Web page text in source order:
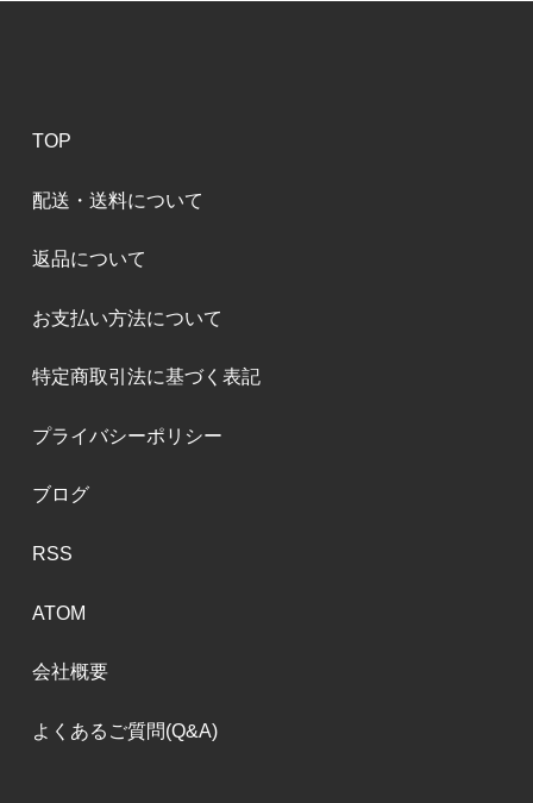
TOP
配送・送料について
返品について
お支払い方法について
特定商取引法に基づく表記
プライバシーポリシー
ブログ
RSS
ATOM
会社概要
よくあるご質問(Q&A)